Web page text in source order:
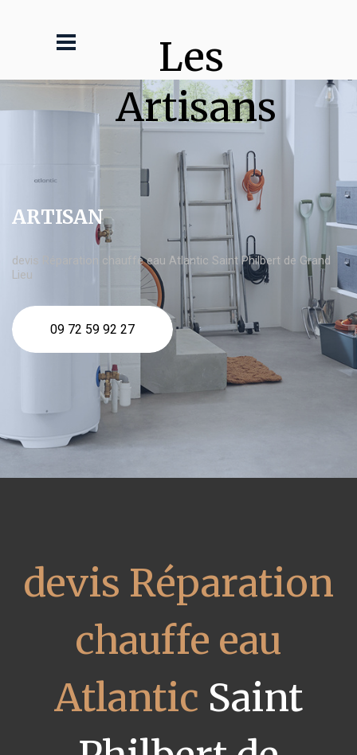
Les
Artisans
ARTISAN
devis Réparation chauffe eau Atlantic Saint Philbert de Grand
Lieu
09 72 59 92 27
devis Réparation
chauffe eau
Atlantic Saint